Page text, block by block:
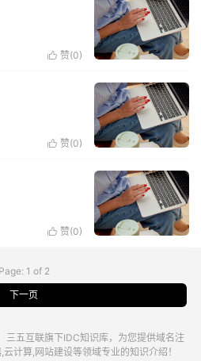
 赞(0)
 赞(0)
 赞(0)
Page: 1 of 2
下一页
三五互联旗下IDC知识库，为您提供域名注
计算,网站建设等领域专业的知识介绍！